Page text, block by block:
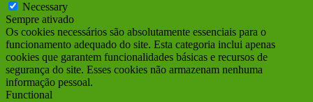
Necessary
Sempre ativado
Os cookies necessários são absolutamente essenciais para o
funcionamento adequado do site. Esta categoria inclui apenas
cookies que garantem funcionalidades básicas e recursos de
segurança do site. Esses cookies não armazenam nenhuma
informação pessoal.
Functional